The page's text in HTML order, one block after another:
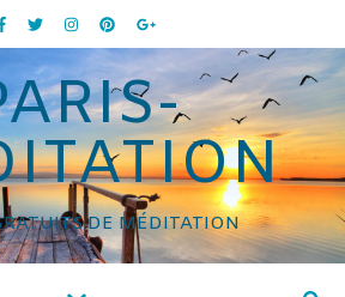
DE MÉDITATION